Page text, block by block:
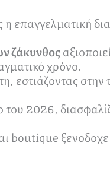
επαγγελματική
ζάκυνθος
χρόνο.
εστιάζοντας
2026,
boutique